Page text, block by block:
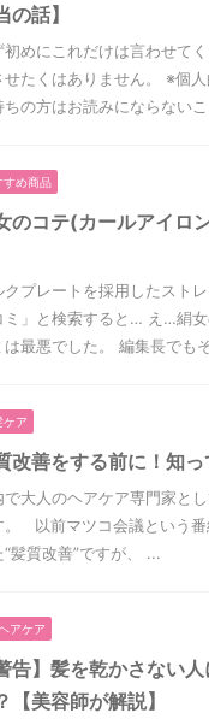
の話】
初めにこれだけは言わせて
せたくはありません。 ※個
ちの方はお読みにならない
すめ商品
のコテ(カールアイロ
クプレートを採用したスト
ミ」と検索すると… え…絹
は最悪でした。 編集長でも
ケア
改善をする前に！知
で大人のヘアケア専門家と
。 以前マツコ会議という
“髪質改善”ですが、 ...
アケア
警告】髪を乾かさない
【美容師が解説】